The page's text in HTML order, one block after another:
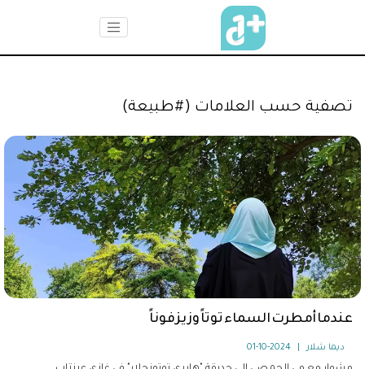
تصفية حسب العلامات (#طبيعة)
عندما أمطرت السماء توتاً وزيزفوناً
ديما شلار 2024-10-01